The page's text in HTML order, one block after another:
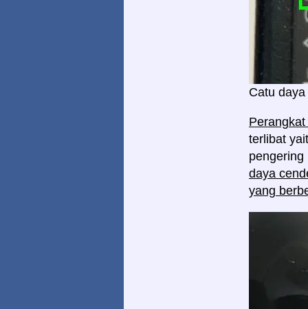
Catu
terlibat
daya
yang